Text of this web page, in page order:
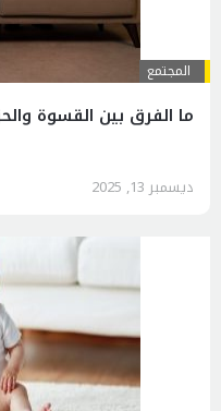
المجتمع
ما الفرق بين القسوة
ديسمبر 13, 2025